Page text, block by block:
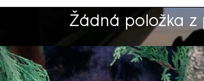
Žádná položka z
Výběr redakce